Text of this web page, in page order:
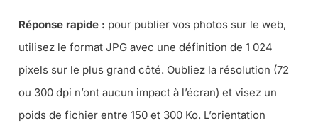
Réponse rapide : pour publier vos photos sur le web,
utilisez le format JPG avec une définition de 1 024
pixels sur le plus grand côté. Oubliez la résolution (72
ou 300 dpi n’ont aucun impact à l’écran) et visez un
poids de fichier entre 150 et 300 Ko. L’orientation